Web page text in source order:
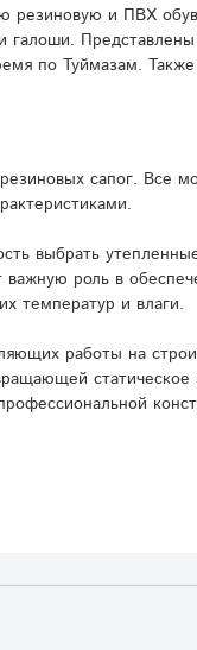
и ПВХ
по Туймазам.
сапог. Все
выбрать
важную роль в
температур и влаги.
работы на